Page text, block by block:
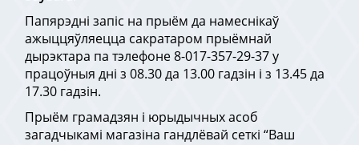
Папярэдні запіс на прыём да намеснікаў
ажыццяўляецца сакратаром прыёмнай
дырэктара па тэлефоне 8-017-357-29-37 у
працоўныя дні з 08.30 да 13.00 гадзін і з 13.45 да
17.30 гадзін.
Прыём грамадзян і юрыдычных асоб
загадчыкамі магазіна гандлёвай сеткі “Ваш